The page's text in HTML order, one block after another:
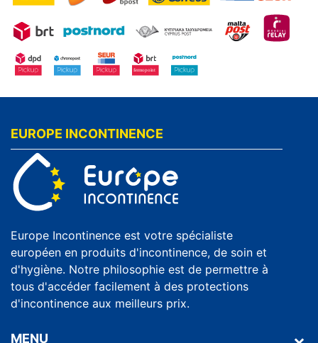
EUROPE INCONTINENCE
Europe Incontinence est votre spécialiste
européen en produits d'incontinence, de soin et
d'hygiène. Notre philosophie est de permettre à
tous d'accéder facilement à des protections
d'incontinence aux meilleurs prix.
MENU